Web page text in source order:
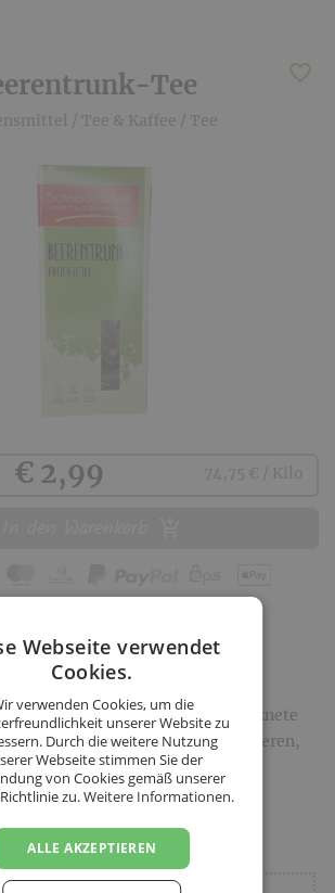
Tee
/ Tee & Kaffee / Tee
€ 2,99
mit 200-250 ml Wasser
ziehen lassen.
Hagebuttenschale, getrocknete
Schlehdorn, Heidelbeeren,
Webseite verwendet
Cookies.
verwenden Cookies, um die
unserer Website zu
Durch die weitere Nutzung
Webseite stimmen Sie der
von Cookies gemäß unserer
zu.Weitere Informationen.
ALLE AKZEPTIEREN